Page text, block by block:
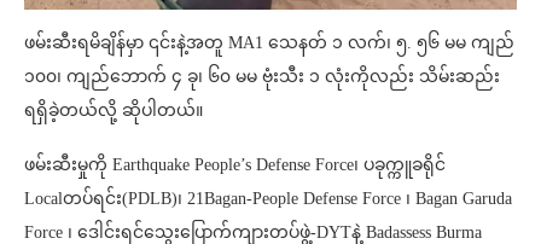
ဖမ်းဆီးရမိချိန်မှာ ၎င်းနဲ့အတူ MA1 သေနတ် ၁ လက်၊ ၅. ၅၆ မမ ကျည်
၁၀၀၊ ကျည်ဘောက် ၄ ခု၊ ၆၀ မမ ဗုံးသီး ၁ လုံးကိုလည်း သိမ်းဆည်း
ရရှိခဲ့တယ်လို့ ဆိုပါတယ်။
ဖမ်းဆီးမှုကို Earthquake People’s Defense Force၊ ပခုက္ကူခရိုင်
Localတပ်ရင်း(PDLB)၊ 21Bagan-People Defense Force ၊ Bagan Garuda
Force ၊ ဒေါင်းရင်သွေးပြောက်ကျားတပ်ဖွဲ့-DYTနဲ့ Badassess Burma